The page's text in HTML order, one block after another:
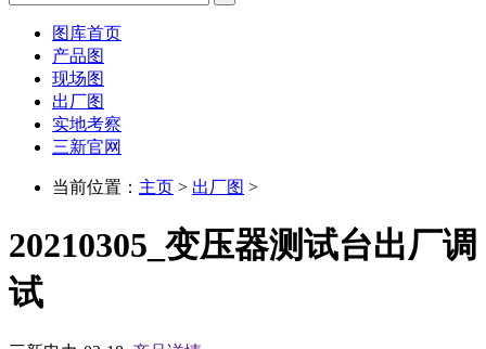
图库首页
产品图
现场图
出厂图
实地考察
三新官网
当前位置： 主页 > 出厂图 >
20210305_变压器测试台出厂调
试